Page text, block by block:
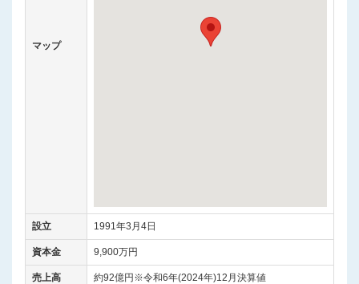
マップ
設立 1991年3月4日
資本金 9,900万円
売上高 約92億円※令和6年(2024年)12月決算値